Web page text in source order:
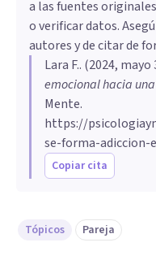
a las fuentes
o verificar datos.
autores y de citar de
Lara F.. (2024, mayo
emocional hacia
Mente.
https://
se-forma-adiccion-
Copiar cita
Tópicos Pareja